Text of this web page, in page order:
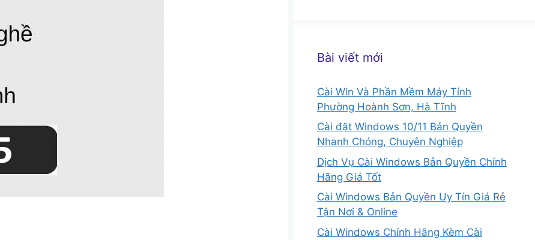
Bài viết mới
Cài Win Và Phần Mềm Máy Tính
Phường Hoành Sơn, Hà Tĩnh
Cài đặt Windows 10/11 Bản Quyền
Nhanh Chóng, Chuyên Nghiệp
Dịch Vụ Cài Windows Bản Quyền Chính
Hãng Giá Tốt
Cài Windows Bản Quyền Uy Tín Giá Rẻ
Tận Nơi & Online
Cài Windows Chính Hãng Kèm Cài